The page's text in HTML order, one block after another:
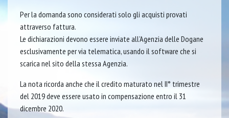
Per la domanda sono considerati solo gli acquisti provati
attraverso fattura.
Le dichiarazioni devono essere inviate all’Agenzia delle Dogane
esclusivamente per via telematica, usando il software che si
scarica nel sito della stessa Agenzia.
La nota ricorda anche che il credito maturato nel II° trimestre
del 2019 deve essere usato in compensazione entro il 31
dicembre 2020.